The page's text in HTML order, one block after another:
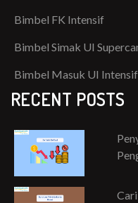
Bimbel FK Intensif
Bimbel Simak UI
Bimbel Masuk UI Intensif
RECENT POSTS